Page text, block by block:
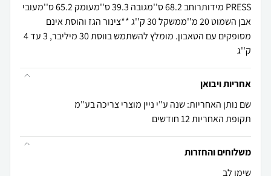
PRESS מידותרוחב 68.2 ס''מגובה 39.3 ס''מעומק 65.2 ס''מעובי
אבן השמוט 20 מ''ממשקל 30 ק''ג **צינור הגז והוסת אינם
מסופקים עם הטאבון. מומלץ להשתמש בווסת 30 מיליבר, 3 עד 4
ק''ג
אחריות ויבואן
שם נותן האחריות: שנה ע"י ניין מוצרי צריכה בע"מ
תקופת האחריות 12 חודשים
משלוחים והחזרות